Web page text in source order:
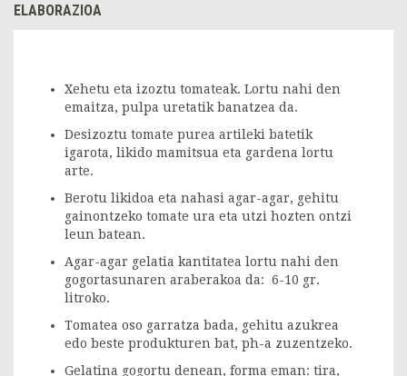
ELABORAZIOA
Xehetu eta izoztu tomateak. Lortu nahi den
emaitza, pulpa uretatik banatzea da.
Desizoztu tomate purea artileki batetik
igarota, likido mamitsua eta gardena lortu
arte.
Berotu likidoa eta nahasi agar-agar, gehitu
gainontzeko tomate ura eta utzi hozten ontzi
leun batean.
Agar-agar gelatia kantitatea lortu nahi den
gogortasunaren araberakoa da: 6-10 gr.
litroko.
Tomatea oso garratza bada, gehitu azukrea
edo beste produkturen bat, ph-a zuzentzeko.
Gelatina gogortu denean, forma eman: tira,